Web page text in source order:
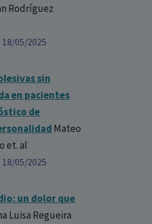
Rodríguez
18/05/2025
sin
en pacientes
de
Mateo
et. al
18/05/2025
un dolor que
Luisa Regueira